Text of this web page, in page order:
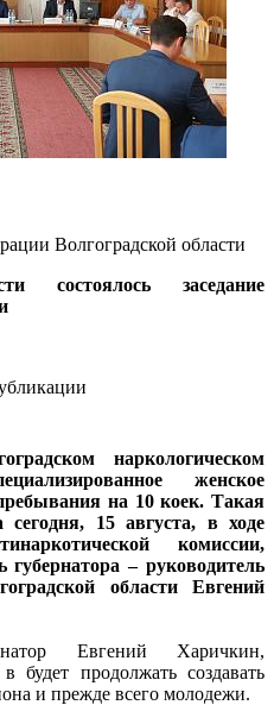
Волгоградской области
состоялось заседание
наркологическом
женское
на 10 коек. Такая
15 августа, в ходе
комиссии,
губернатора – руководитель
области Евгений
Евгений Харичкин,
будет продолжать создавать
и прежде всего молодежи.